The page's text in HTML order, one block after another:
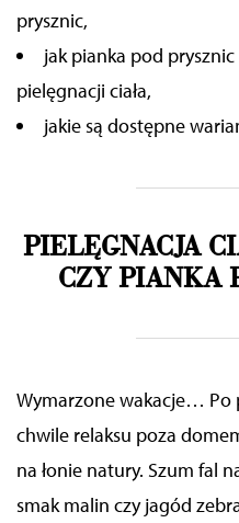
prysznic,
jak pianka pod
pielęgnacji ciała,
jakie są dostępne
PIELĘGNACJA
CZY PIANKA
Wymarzone wakacje… Po
chwile relaksu poza
na łonie natury. Szum fal
smak malin czy jagód